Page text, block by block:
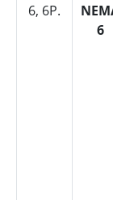
6, 6P.
6